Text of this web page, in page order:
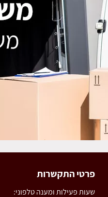
פרטי התקשרות
שעות פעילות ומענה טלפוני: